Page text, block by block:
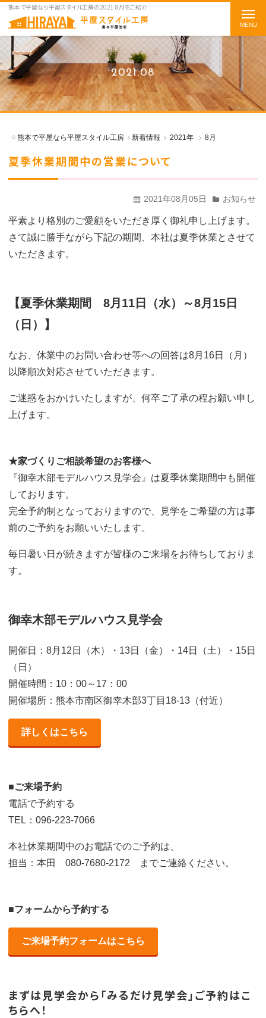
熊本で平屋なら平屋スタイル工房の2021 8月をご紹介
2021.08
熊本で平屋なら平屋スタイル工房 新着情報 2021年 8月
夏季休業期間中の営業について
2021年08月05日 お知らせ
平素より格別のご愛顧をいただき厚く御礼申し上げます。
さて誠に勝手ながら下記の期間、本社は夏季休業とさせて
いただきます。
【夏季休業期間 8月11日（水）～8月15日
（日）】
なお、休業中のお問い合わせ等への回答は8月16日（月）
以降順次対応させていただきます。
ご迷惑をおかけいたしますが、何卒ご了承の程お願い申し
上げます。
★家づくりご相談希望のお客様へ
『御幸木部モデルハウス見学会』は夏季休業期間中も開催
しております。
完全予約制となっておりますので、見学をご希望の方は事
前のご予約をお願いいたします。
毎日暑い日が続きますが皆様のご来場をお待ちしておりま
す。
御幸木部モデルハウス見学会
開催日：8月12日（木）・13日（金）・14日（土）・15日
（日）
開催時間：10：00～17：00
開催場所：熊本市南区御幸木部3丁目18-13（付近）
詳しくはこちら
■ご来場予約
電話で予約する
TEL：096-223-7066
本社休業期間中のお電話でのご予約は、
担当：本田 080-7680-2172 までご連絡ください。
■フォームから予約する
ご来場予約フォームはこちら
まずは見学会から「みるだけ見学会」ご予約はこ
ちらへ！
t
o
g
g
l
e
n
g
i
o